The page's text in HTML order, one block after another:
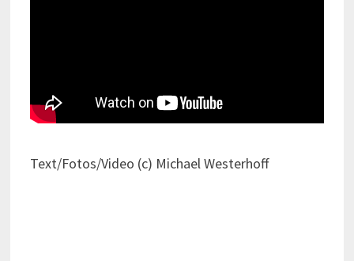
Text/Fotos/Video (c) Michael Westerhoff